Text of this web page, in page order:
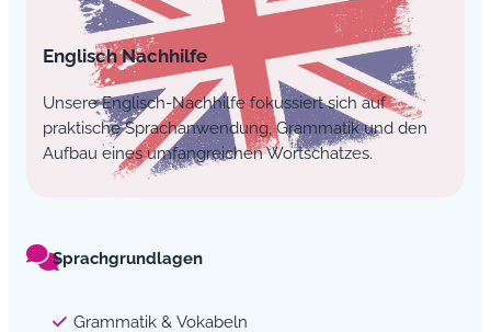
Englisch Nachhilfe
Unsere Englisch-Nachhilfe fokussiert sich auf
praktische Sprachanwendung, Grammatik und den
Aufbau eines umfangreichen Wortschatzes.
Sprachgrundlagen
Grammatik & Vokabeln